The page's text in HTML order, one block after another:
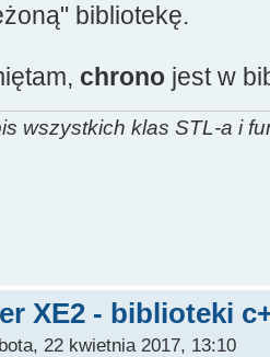
bibliotekę.
chrono jest w
wszystkich klas STL-a i
XE2 - biblioteki
22 kwietnia 2017, 13:10